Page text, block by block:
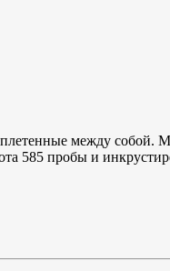
между собой.
585 пробы и